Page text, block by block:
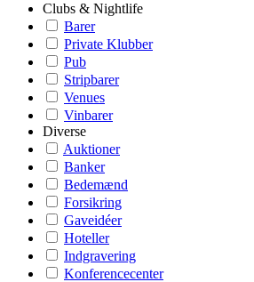
Clubs & Nightlife
Barer
Private Klubber
Pub
Stripbarer
Venues
Vinbarer
Diverse
Auktioner
Banker
Bedemænd
Forsikring
Gaveidéer
Hoteller
Indgravering
Konferencecenter